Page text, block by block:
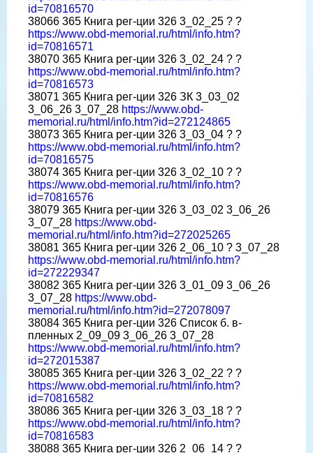
id=70816570
38066 365 Книга рег-ции 326 3_02_25 ? ?
https://www.obd-memorial.ru/html/info.htm?
id=70816571
38070 365 Книга рег-ции 326 3_02_24 ? ?
https://www.obd-memorial.ru/html/info.htm?
id=70816573
38071 365 Книга рег-ции 326 ЗК 3_03_02
3_06_26 3_07_28 https://www.obd-
memorial.ru/html/info.htm?id=272124865
38073 365 Книга рег-ции 326 3_03_04 ? ?
https://www.obd-memorial.ru/html/info.htm?
id=70816575
38074 365 Книга рег-ции 326 3_02_10 ? ?
https://www.obd-memorial.ru/html/info.htm?
id=70816576
38079 365 Книга рег-ции 326 3_03_02 3_06_26
3_07_28 https://www.obd-
memorial.ru/html/info.htm?id=272025265
38081 365 Книга рег-ции 326 2_06_10 ? 3_07_28
https://www.obd-memorial.ru/html/info.htm?
id=272229347
38082 365 Книга рег-ции 326 3_01_09 3_06_26
3_07_28 https://www.obd-
memorial.ru/html/info.htm?id=272078097
38084 365 Книга рег-ции 326 Список б. в-
пленных 2_09_09 3_06_26 3_07_28
https://www.obd-memorial.ru/html/info.htm?
id=272015387
38085 365 Книга рег-ции 326 3_02_22 ? ?
https://www.obd-memorial.ru/html/info.htm?
id=70816582
38086 365 Книга рег-ции 326 3_03_18 ? ?
https://www.obd-memorial.ru/html/info.htm?
id=70816583
38088 365 Книга рег-ции 326 2_06_14 ? ?